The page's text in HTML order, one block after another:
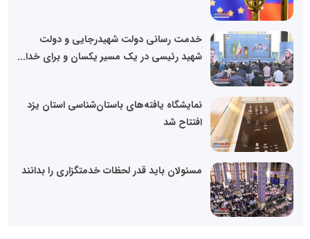
خدمت رسانی دولت شهیدرجایی و دولت
شهید رئیسی در یک مسیر یکسان و برای خدا...
نمایشگاه یافته‌های باستان‌شناسی استان یزد
افتتاح شد
مسئولان باید قدر لحظات خدمتگزاری را بدانند